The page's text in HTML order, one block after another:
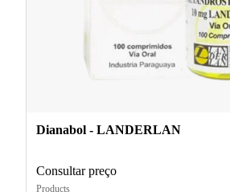
Dianabol - LANDERLAN
Consultar preço
Products